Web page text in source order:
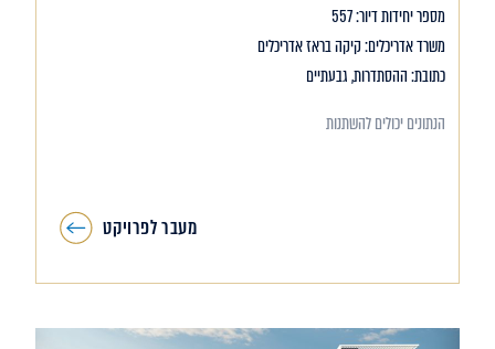
מספר יחידות דיור: 557
משרד אדריכלים: קיקה בראז אדריכלים
כתובת: ההסתדרות, גבעתיים
הנתונים יכולים להשתנות
מעבר לפרויקט